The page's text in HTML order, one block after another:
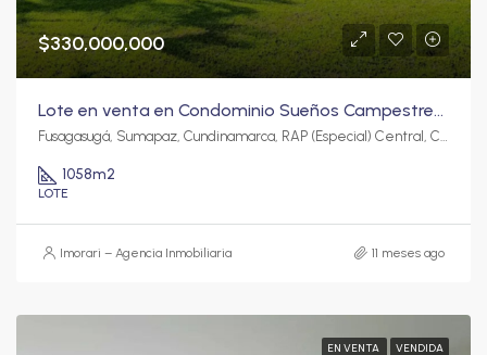
$330,000,000
Lote en venta en Condominio Sueños Campestres – Fusagasugá
1058m2
LOTE
Imorari – Agencia Inmobiliaria 11 meses ago
EN VENTA VENDIDA